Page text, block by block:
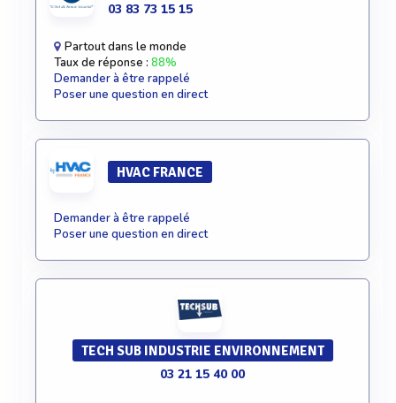
03 83 73 15 15
Partout dans le monde
Taux de réponse : 88%
Demander à être rappelé
Poser une question en direct
HVAC FRANCE
Demander à être rappelé
Poser une question en direct
TECH SUB INDUSTRIE ENVIRONNEMENT
03 21 15 40 00